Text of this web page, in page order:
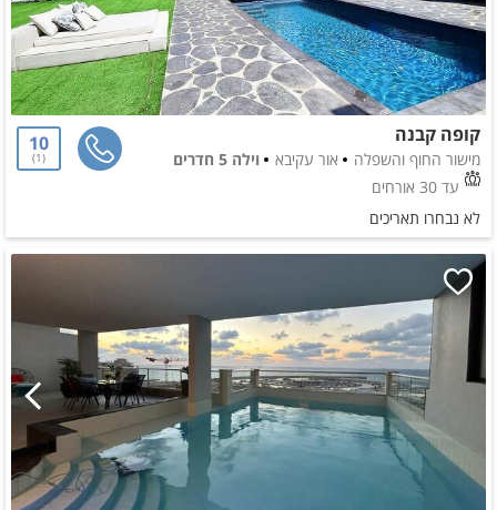
קופה קבנה
מישור החוף והשפלה אור עקיבא
וילה 5 חדרים
עד 30 אורחים
10
1
לא נבחרו תאריכים